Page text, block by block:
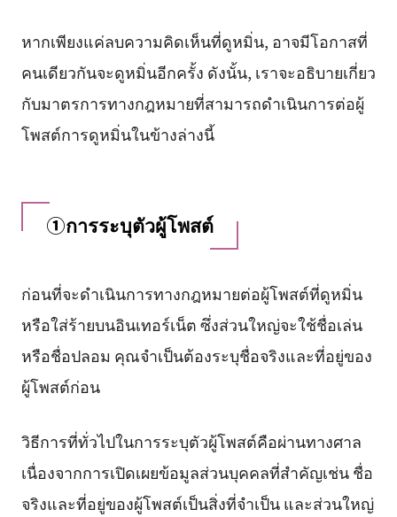
หากเพียงแค่ลบความคิดเห็นที่ดูหมิ่น, อาจมีโอกาสที่
คนเดียวกันจะดูหมิ่นอีกครั้ง ดังนั้น, เราจะอธิบายเกี่ยว
กับมาตรการทางกฎหมายที่สามารถดำเนินการต่อผู้
โพสต์การดูหมิ่นในข้างล่างนี้
①การระบุตัวผู้โพสต์
ก่อนที่จะดำเนินการทางกฎหมายต่อผู้โพสต์ที่ดูหมิ่น
หรือใส่ร้ายบนอินเทอร์เน็ต ซึ่งส่วนใหญ่จะใช้ชื่อเล่น
หรือชื่อปลอม คุณจำเป็นต้องระบุชื่อจริงและที่อยู่ของ
ผู้โพสต์ก่อน
วิธีการที่ทั่วไปในการระบุตัวผู้โพสต์คือผ่านทางศาล
เนื่องจากการเปิดเผยข้อมูลส่วนบุคคลที่สำคัญเช่น ชื่อ
จริงและที่อยู่ของผู้โพสต์เป็นสิ่งที่จำเป็น และส่วนใหญ่